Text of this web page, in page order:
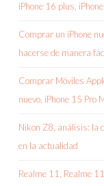
iPhone 16 plus,
Comprar un iPhone
hacerse de manera
Comprar Móviles
nuevo, iPhone 15 Pro
Nikon Z8, análisis: la
en la actualidad
Realme 11, Realme